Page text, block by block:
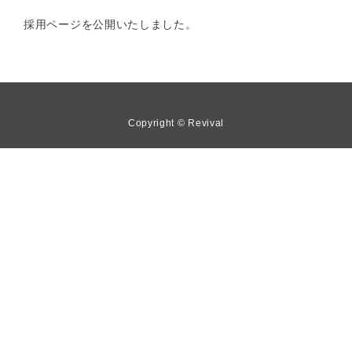
採用ページを公開いたしました。
Copyright © Revival